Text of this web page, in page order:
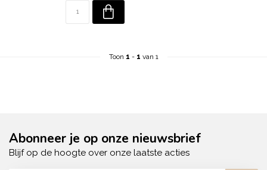
Toon 1 - 1 van 1
Abonneer je op onze nieuwsbrief
Blijf op de hoogte over onze laatste acties